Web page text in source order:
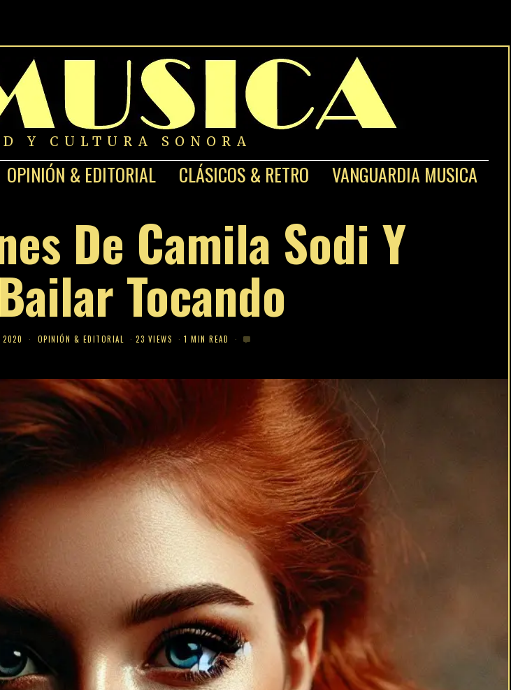
Y CULTURA SONORA
OPINIÓN & EDITORIAL CLÁSICOS & RETRO VANGUARDIA MUSICA
De Camila Sodi Y
Tocando
2020 OPINIÓN & EDITORIAL 23 VIEWS 1 MIN READ